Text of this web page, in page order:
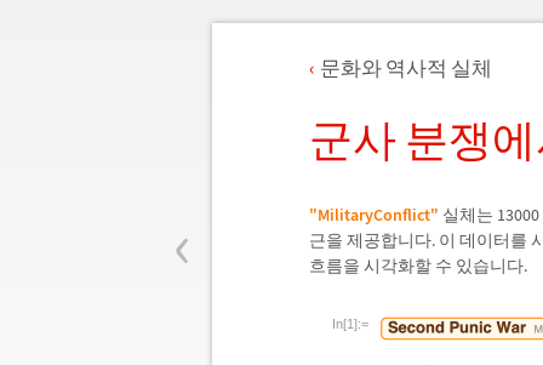
‹
문화와 역사적 실체
군사 분쟁
"MilitaryConflict" 실체는
근을 제공합니다. 이 데이터를
흐름을 시각화할 수 있습니다.
In[1]:=